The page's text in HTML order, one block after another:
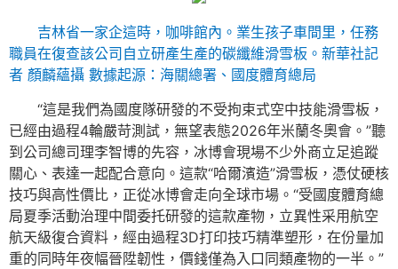
吉林省一家企這時，咖啡館內。業生孩子車間里，任務
職員在復查該公司自立研產生產的碳纖維滑雪板。新華社記
者 顏麟蘊攝 數據起源：海關總署、國度體育總局
“這是我們為國度隊研發的不受拘束式空中技能滑雪板，
已經由過程4輪嚴苛測試，無望表態2026年米蘭冬奧會。”聽
到公司總司理李智博的先容，冰博會現場不少外商立足追蹤
關心、表達一起配合意向。這款“哈爾濱造”滑雪板，憑仗硬核
技巧與高性價比，正從冰博會走向全球市場。“受國度體育總
局夏季活動治理中間委托研發的這款產物，立異性采用航空
航天級復合資料，經由過程3D打印技巧精準塑形，在份量加
重的同時年夜幅晉陞韌性，價錢僅為入口同類產物的一半。”